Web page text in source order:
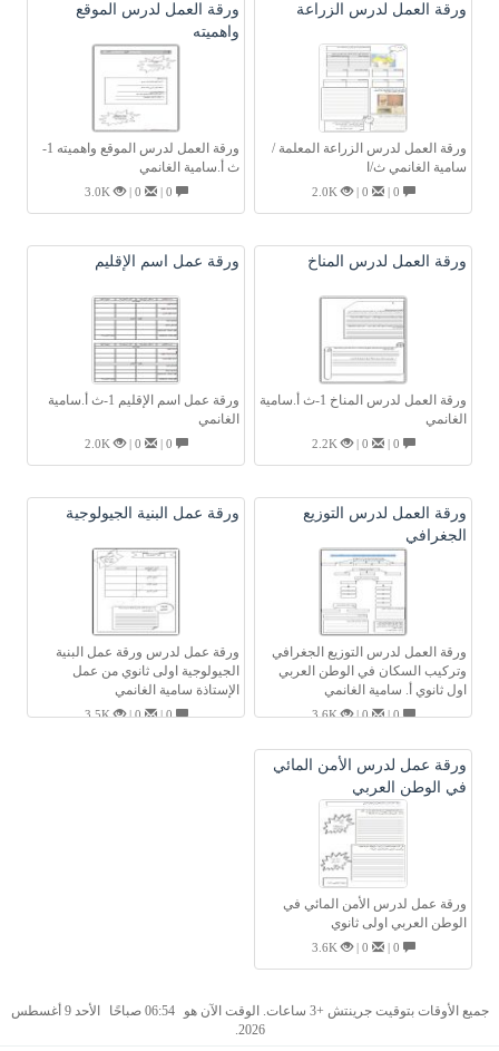
ورقة العمل لدرس الزراعة
ورقة العمل لدرس الزراعة المعلمة /
سامية الغانمي ث/ا
2.0K
ورقة العمل لدرس الموقع
واهميته
ورقة العمل لدرس الموقع واهميته 1-
ث أ.سامية الغانمي
3.0K
ورقة العمل لدرس المناخ
ورقة العمل لدرس المناخ 1-ث أ.سامية
الغانمي
2.2K
ورقة عمل اسم الإقليم
ورقة عمل اسم الإقليم 1-ث أ.سامية
الغانمي
2.0K
ورقة العمل لدرس التوزيع
الجغرافي
ورقة العمل لدرس التوزيع الجغرافي
وتركيب السكان في الوطن العربي
اول ثانوي أ. سامية الغانمي
0 |
0 |
3.6K
ورقة عمل البنية الجيولوجية
ورقة عمل لدرس ورقة عمل البنية
الجيولوجية اولى ثانوي من عمل
الإستاذة سامية الغانمي
0 |
0 |
3.5K
ورقة عمل لدرس الأمن المائي
في الوطن العربي
ورقة عمل لدرس الأمن المائي في
الوطن العربي اولى ثانوي
3.6K
جميع الأوقات بتوقيت جرينتش +3 ساعات. الوقت الآن هو 06:54 صباحًا
الأحد 9 أغسطس
2026.